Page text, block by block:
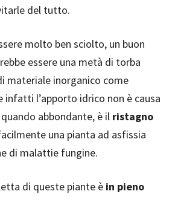
del tutto.
molto ben sciolto, un buon
essere una metà di torba
materiale inorganico come
infatti l’apporto idrico non è causa
abbondante, è il ristagno
una pianta ad asfissia
di malattie fungine.
di queste piante è in pieno